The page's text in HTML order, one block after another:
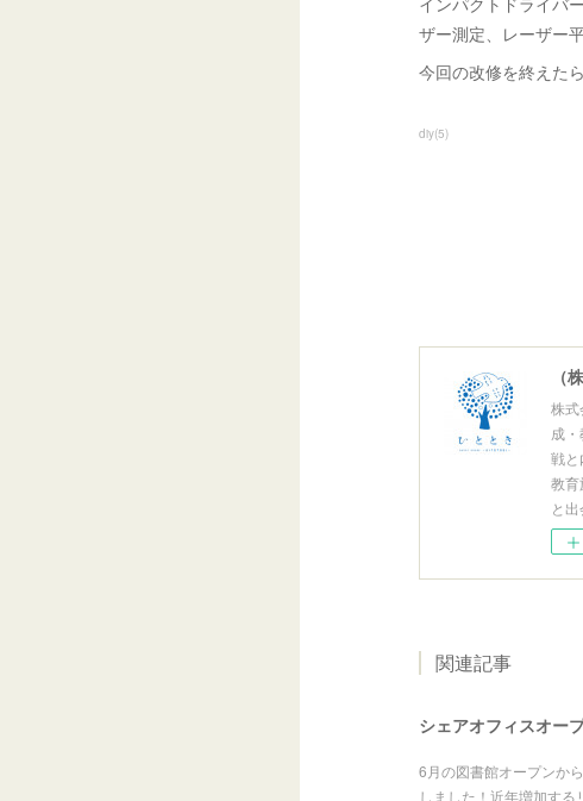
ザー測定、レーザー
今回の改修を終えた
diy(5)
（
株式
成
戦と
教育
と
関連記事
シェアオフィスオー
6月の図書館オープンか
しました！近年増加す